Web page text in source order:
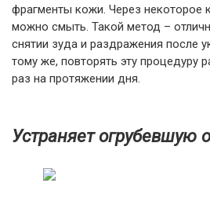
фрагменты кожи. Через некоторое
можно смыть. Такой метод –
снятии зуда и раздражения после
тому же, повторять эту процедуру
раз на протяжении дня.
Устраняет огрубевшую